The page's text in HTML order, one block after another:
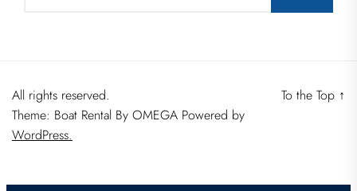
All rights reserved.
Theme: Boat Rental By OMEGA Powered by
WordPress.
To the Top ↑